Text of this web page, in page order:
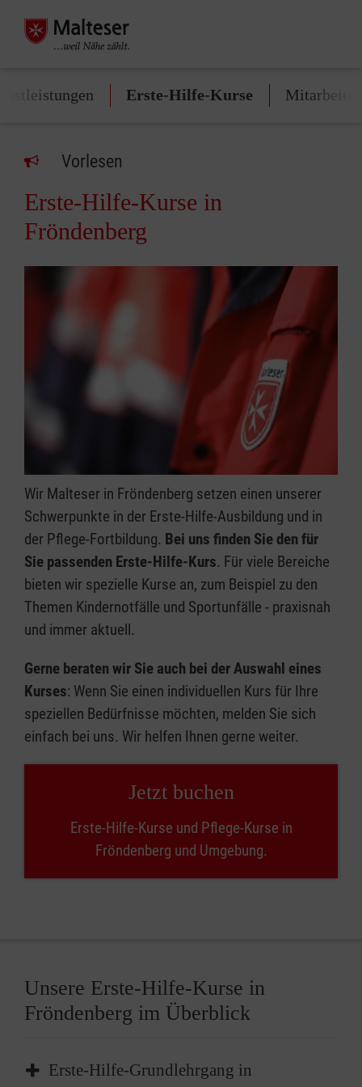
Erste-Hilfe-Kurse Mitarbeiten
Vorlesen
Erste-Hilfe-Kurse in
Fröndenberg
Wir Malteser in Fröndenberg setzen einen unserer
Schwerpunkte in der Erste-Hilfe-Ausbildung und in
der Pflege-Fortbildung. Bei uns finden Sie den für
Sie passenden Erste-Hilfe-Kurs. Für viele Bereiche
bieten wir spezielle Kurse an, zum Beispiel zu den
Themen Kindernotfälle und Sportunfälle - praxisnah
und immer aktuell.
Gerne beraten wir Sie auch bei der Auswahl eines
Kurses: Wenn Sie einen individuellen Kurs für Ihre
speziellen Bedürfnisse möchten, melden Sie sich
einfach bei uns. Wir helfen Ihnen gerne weiter.
Jetzt buchen
Erste-Hilfe-Kurse und Pflege-Kurse in
Fröndenberg und Umgebung.
Unsere Erste-Hilfe-Kurse in
Fröndenberg im Überblick
Erste-Hilfe-Grundlehrgang in